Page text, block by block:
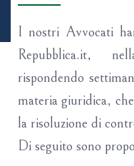
I nostri Avvocati
Repubblica.it,
rispondendo
materia giuridica,
la risoluzione di
Di seguito sono